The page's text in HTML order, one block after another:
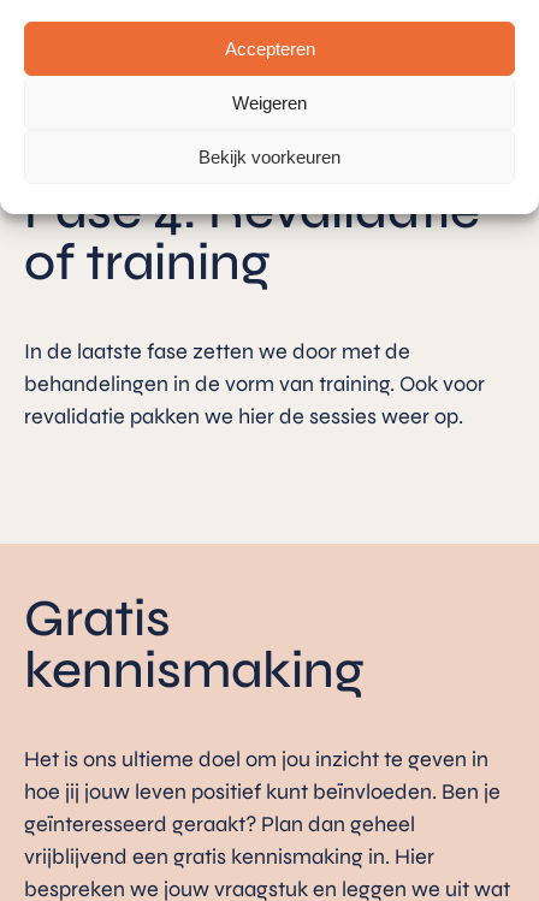
Accepteren
Weigeren
Bekijk voorkeuren
Fase 4: Revalidatie
of training
In de laatste fase zetten we door met de
behandelingen in de vorm van training. Ook voor
revalidatie pakken we hier de sessies weer op.
Gratis
kennismaking
Het is ons ultieme doel om jou inzicht te geven in
hoe jij jouw leven positief kunt beïnvloeden. Ben je
geïnteresseerd geraakt? Plan dan geheel
vrijblijvend een gratis kennismaking in. Hier
bespreken we jouw vraagstuk en leggen we uit wat